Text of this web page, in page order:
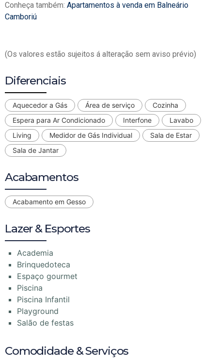
Conheça também: Apartamentos à venda em Balneário
Camboriú
(Os valores estão sujeitos á alteração sem aviso prévio)
Diferenciais
Aquecedor a Gás Área de serviço
Cozinha
Espera para Ar Condicionado
Interfone
Lavabo
Living
Medidor de Gás Individual
Sala de Estar
Sala de Jantar
Acabamentos
Acabamento em Gesso
Lazer & Esportes
Academia
Brinquedoteca
Espaço gourmet
Piscina
Piscina Infantil
Playground
Salão de festas
Comodidade & Serviços